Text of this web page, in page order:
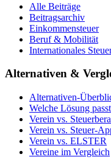
Alle Beiträge
Beitragsarchiv
Einkommensteuer
Beruf & Mobilität
Internationales
Alternativen &
Alternativen-
Welche Lösung
Verein vs.
Verein vs. Steuer-
Verein vs. ELSTER
Vereine im Vergleich